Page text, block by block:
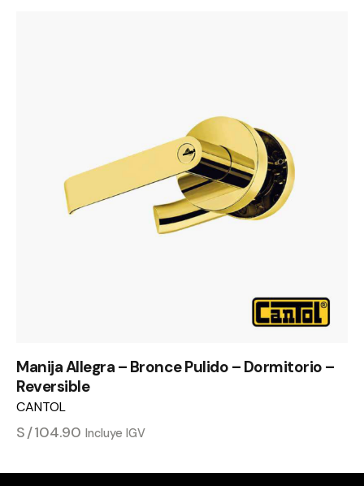
Manija Allegra – Bronce Pulido – Dormitorio –
Reversible
CANTOL
S/104.90 Incluye IGV